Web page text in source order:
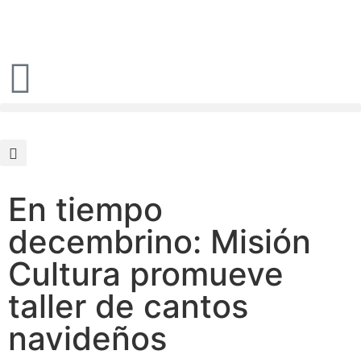
En tiempo
decembrino: Misión
Cultura promueve
taller de cantos
navideños